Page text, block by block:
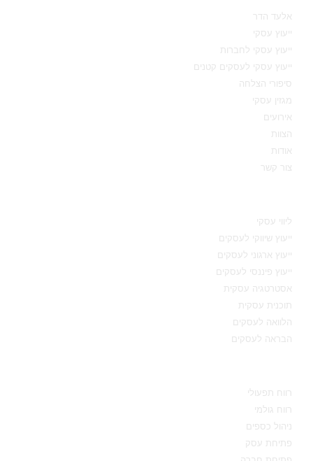
אלעד הדר
ייעוץ עסקי
ייעוץ עסקי לחברות
ייעוץ עסקי לעסקים קטנים
סיפורי הצלחה
מגזין עסקי
אירועים
הצוות
אודות
צור קשר
ליווי עסקי
ייעוץ שיווקי לעסקים
ייעוץ ארגוני לעסקים
ייעוץ פיננסי לעסקים
אסטרטגיה עסקית
תוכנית עסקית
הלוואה לעסקים
הבראה לעסקים
רווח תפעולי
רווח גולמי
ניהול כספים
פתיחת עסק